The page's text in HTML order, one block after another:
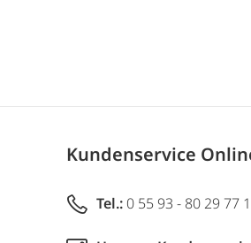
Kundenservice
Tel.: 0 55 93 - 80 29 77